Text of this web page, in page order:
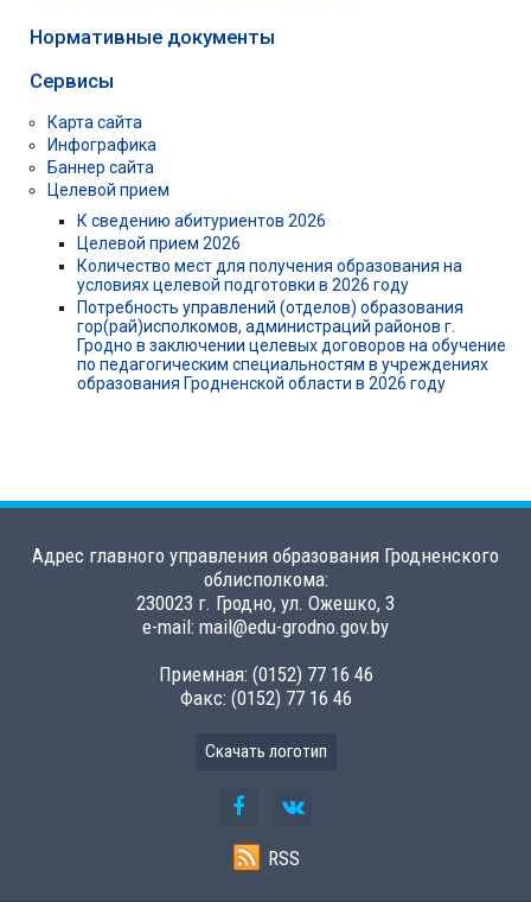
Нормативные документы
Сервисы
Карта сайта
Инфографика
Баннер сайта
Целевой прием
К сведению абитуриентов 2026
Целевой прием 2026
Количество мест для получения образования на
условиях целевой подготовки в 2026 году
Потребность управлений (отделов) образования
гор(рай)исполкомов, администраций районов г.
Гродно в заключении целевых договоров на обучение
по педагогическим специальностям в учреждениях
образования Гродненской области в 2026 году
Адрес главного управления образования Гродненского
облисполкома:
230023 г. Гродно, ул. Ожешко, 3
e-mail: mail@edu-grodno.gov.by
Приемная: (0152) 77 16 46
Факс: (0152) 77 16 46
Скачать логотип
RSS